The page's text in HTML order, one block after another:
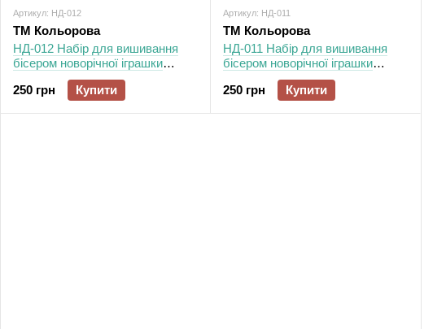
Артикул: НД-012
ТМ Кольорова
НД-012 Набір для вишивання
бісером новорічної іграшки
Оберіг дому
250 грн
Купити
Артикул: НД-011
ТМ Кольорова
НД-011 Набір для вишивання
бісером новорічної іграшки
Святкова Зоря
250 грн
Купити